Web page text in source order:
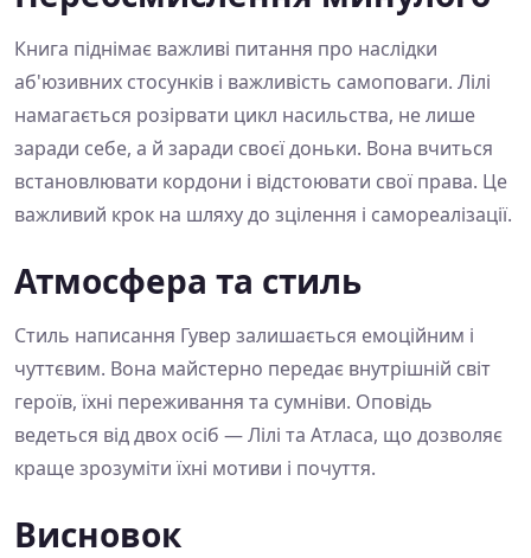
Книга піднімає важливі питання про наслідки
аб'юзивних стосунків і важливість самоповаги. Лілі
намагається розірвати цикл насильства, не лише
заради себе, а й заради своєї доньки. Вона вчиться
встановлювати кордони і відстоювати свої права. Це
важливий крок на шляху до зцілення і самореалізації.
Атмосфера та стиль
Стиль написання Гувер залишається емоційним і
чуттєвим. Вона майстерно передає внутрішній світ
героїв, їхні переживання та сумніви. Оповідь
ведеться від двох осіб — Лілі та Атласа, що дозволяє
краще зрозуміти їхні мотиви і почуття.
Висновок